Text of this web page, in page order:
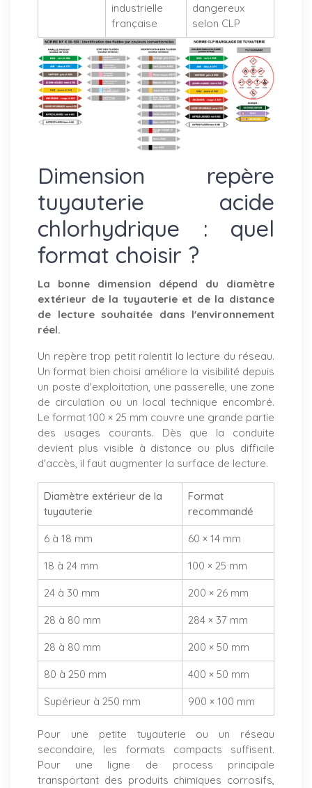
industrielle
française
dangereux
selon CLP
Dimension repère
tuyauterie acide
chlorhydrique : quel
format choisir ?
La bonne dimension dépend du diamètre
extérieur de la tuyauterie et de la distance
de lecture souhaitée dans l'environnement
réel.
Un repère trop petit ralentit la lecture du réseau.
Un format bien choisi améliore la visibilité depuis
un poste d'exploitation, une passerelle, une zone
de circulation ou un local technique encombré.
Le format 100 × 25 mm couvre une grande partie
des usages courants. Dès que la conduite
devient plus visible à distance ou plus difficile
d'accès, il faut augmenter la surface de lecture.
Diamètre extérieur de la
tuyauterie
Format
recommandé
6 à 18 mm 60 × 14 mm
18 à 24 mm 100 × 25 mm
24 à 30 mm 200 × 26 mm
28 à 80 mm 284 × 37 mm
28 à 80 mm 200 × 50 mm
80 à 250 mm 400 × 50 mm
Supérieur à 250 mm 900 × 100 mm
Pour une petite tuyauterie ou un réseau
secondaire, les formats compacts suffisent.
Pour une ligne de process principale
transportant des produits chimiques corrosifs,